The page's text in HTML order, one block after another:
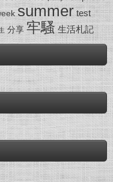
summer test
分享 牢騷 生活札記